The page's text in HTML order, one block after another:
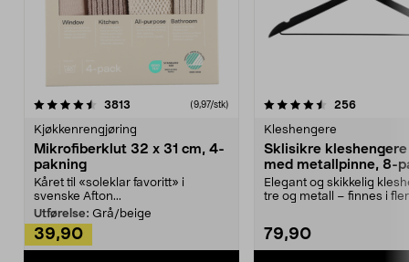
3813 anmeldelser(9,97/stk)
Kjøkkenrengjøring
Mikrofiberklut 32 x 31 cm, 4-
pakning
Kåret til «soleklar favoritt» i
svenske Afton...
Utførelse: Grå/beige
39,90
4.5av 5 stjerner 256
Kleshengere
Sklisikre
med metallpinne, 8-
Elegant og skikkelig
tre og metall – finnes i
79,90
4.5av 5 stjerner